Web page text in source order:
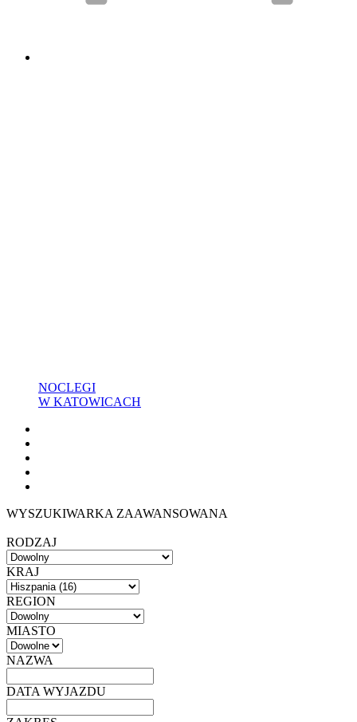
NOCLEGI
W KATOWICACH
WYSZUKIWARKA ZAAWANSOWANA
RODZAJ
KRAJ
REGION
MIASTO
NAZWA
DATA WYJAZDU